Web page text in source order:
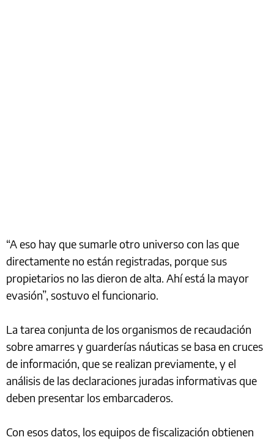
“A eso hay que sumarle otro universo con las que
directamente no están registradas, porque sus
propietarios no las dieron de alta. Ahí está la mayor
evasión”, sostuvo el funcionario.
La tarea conjunta de los organismos de recaudación
sobre amarres y guarderías náuticas se basa en cruces
de información, que se realizan previamente, y el
análisis de las declaraciones juradas informativas que
deben presentar los embarcaderos.
Con esos datos, los equipos de fiscalización obtienen